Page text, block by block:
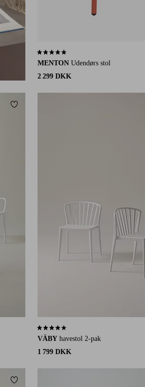
MENTON Udendørs stol
2 299 DKK
4,8 baseret på 4 bedømmelser
Tilføj til favoritter
VÄBY havestol 2-pak
1 799 DKK
4,6 baseret på 109 bedømmelser
Tilføj til favoritter